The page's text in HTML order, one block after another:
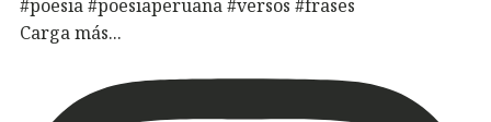
Carga más...